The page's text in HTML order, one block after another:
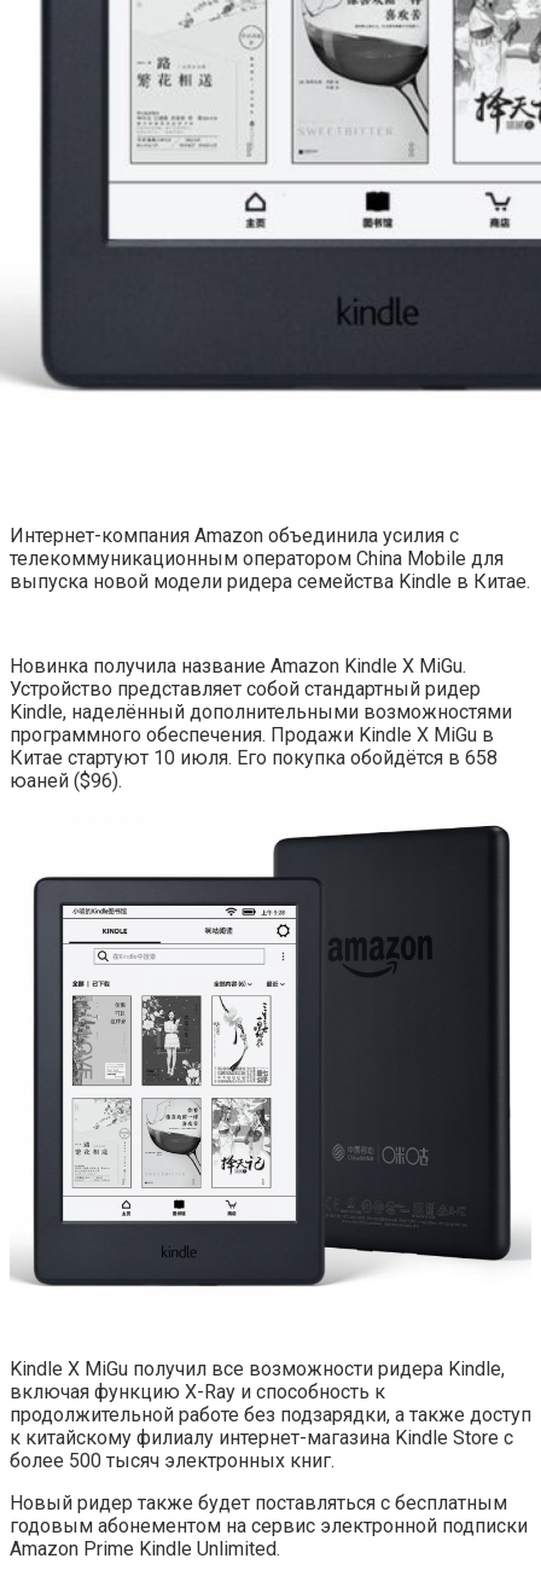
Интернет-компания Amazon объединила усилия с
телекоммуникационным оператором China Mobile для
выпуска новой модели ридера семейства Kindle в Китае.
Новинка получила название Amazon Kindle X MiGu.
Устройство представляет собой стандартный ридер
Kindle, наделённый дополнительными возможностями
программного обеспечения. Продажи Kindle X MiGu в
Китае стартуют 10 июля. Его покупка обойдётся в 658
юаней ($96).
Kindle X MiGu получил все возможности ридера Kindle,
включая функцию X-Ray и способность к
продолжительной работе без подзарядки, а также доступ
к китайскому филиалу интернет-магазина Kindle Store с
более 500 тысяч электронных книг.
Новый ридер также будет поставляться с бесплатным
годовым абонементом на сервис электронной подписки
Amazon Prime Kindle Unlimited.